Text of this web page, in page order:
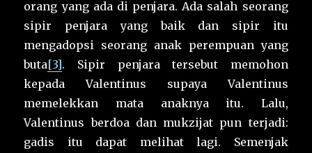
orang yang ada di penjara. Ada salah seorang
sipir penjara yang baik dan sipir itu
mengadopsi seorang anak perempuan yang
buta[3]. Sipir penjara tersebut memohon
kepada Valentinus supaya Valentinus
memelekkan mata anaknya itu. Lalu,
Valentinus berdoa dan mukzijat pun terjadi:
gadis itu dapat melihat lagi. Semenjak